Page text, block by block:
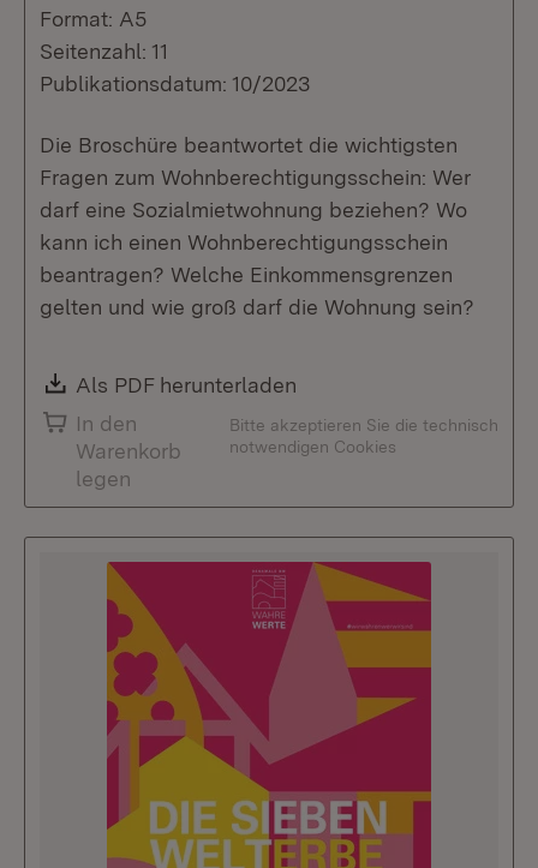
Format: A5
Seitenzahl: 11
Publikationsdatum: 10/2023
Die Broschüre beantwortet die wichtigsten
Fragen zum Wohnberechtigungsschein: Wer
darf eine Sozialmietwohnung beziehen? Wo
kann ich einen Wohnberechtigungsschein
beantragen? Welche Einkommensgrenzen
gelten und wie groß darf die Wohnung sein?
Download:
Als PDF herunterladen
In den
Warenkorb
legen
Bitte akzeptieren Sie die technisch
notwendigen Cookies